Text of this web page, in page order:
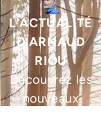
L’ACTUALITÉ
D’ARNAUD
RIOU
Découvrez les
nouveaux